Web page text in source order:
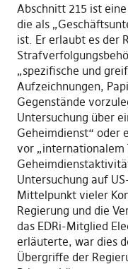
Abschnitt 215 ist eine
die als
ist. Er erlaubt es der
„spezifische und
Aufzeichnungen,
Gegenstände
Untersuchung über
Geheimdienst“ oder
vor „internationalem
Untersuchung auf
Mittelpunkt vieler
Regierung und die
das EDRi-Mitglied
erläuterte, war dies
Übergriffe der